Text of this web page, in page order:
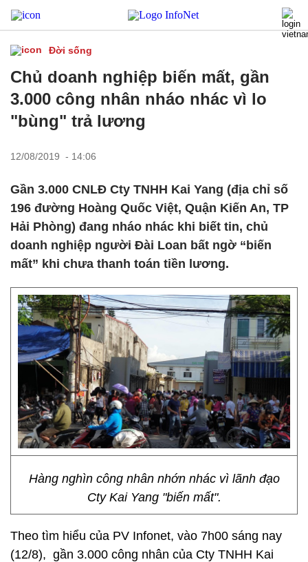
Đời sống
Chủ doanh nghiệp biến mất, gần
3.000 công nhân nháo nhác vì lo
"bùng" trả lương
12/08/2019 - 14:06
Gần 3.000 CNLĐ Cty TNHH Kai Yang (địa chỉ số
196 đường Hoàng Quốc Việt, Quận Kiến An, TP
Hải Phòng) đang nháo nhác khi biết tin, chủ
doanh nghiệp người Đài Loan bất ngờ “biến
mất” khi chưa thanh toán tiền lương.
Hàng nghìn công nhân nhớn nhác vì lãnh đạo
Cty Kai Yang "biến mất".
Theo tìm hiểu của PV Infonet, vào 7h00 sáng nay
(12/8), gần 3.000 công nhân của Cty TNHH Kai